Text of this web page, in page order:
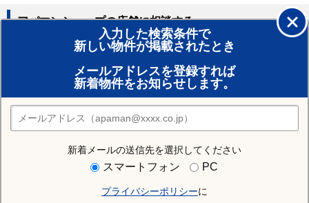
入力した検索条件で
新しい物件が掲載されたとき
メールアドレスを登録すれば
新着物件をお知らせします。
新着メールの送信先を選択してください
スマートフォン PC
プライバシーポリシーに
アパマンショップの店舗に相談する
賃貸のプロがお部屋探し！
おまかせ物件リクエスト
住みたい街の店舗を探す
店舗検索
住む街研究所で札幌市東区の情報を見る